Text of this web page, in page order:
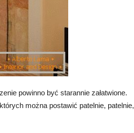
powinno być starannie załatwione.
można postawić patelnie, patelnie,